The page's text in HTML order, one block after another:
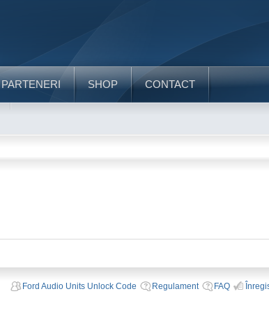
PARTENERI SHOP CONTACT
Ford Audio Units Unlock Code Regulament FAQ